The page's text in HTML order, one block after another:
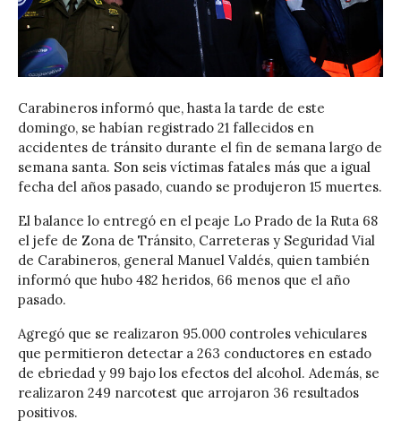
Carabineros informó que, hasta la tarde de este
domingo, se habían registrado 21 fallecidos en
accidentes de tránsito durante el fin de semana largo de
semana santa. Son seis víctimas fatales más que a igual
fecha del años pasado, cuando se produjeron 15 muertes.
El balance lo entregó en el peaje Lo Prado de la Ruta 68
el jefe de Zona de Tránsito, Carreteras y Seguridad Vial
de Carabineros, general Manuel Valdés, quien también
informó que hubo 482 heridos, 66 menos que el año
pasado.
Agregó que se realizaron 95.000 controles vehiculares
que permitieron detectar a 263 conductores en estado
de ebriedad y 99 bajo los efectos del alcohol. Además, se
realizaron 249 narcotest que arrojaron 36 resultados
positivos.